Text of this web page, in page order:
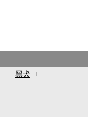
黑犬